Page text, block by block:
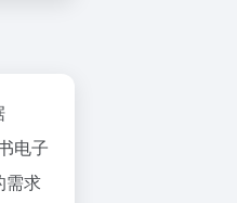
电子
需求